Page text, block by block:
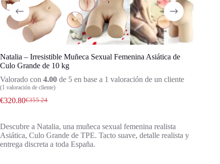
Natalia – Irresistible Muñeca Sexual Femenina Asiática de
Culo Grande de 10 kg
Valorado con 4.00 de 5 en base a 1 valoración de un cliente
(1 valoración de cliente)
€355.24
€320.80
Descubre a Natalia, una muñeca sexual femenina realista
Asiática, Culo Grande de TPE. Tacto suave, detalle realista y
entrega discreta a toda España.